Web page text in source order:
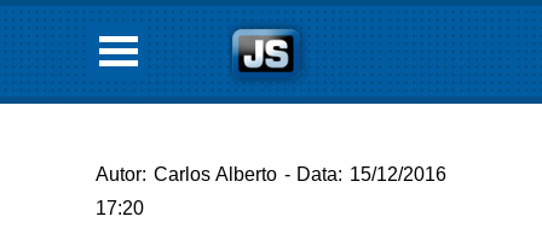
Autor: Carlos Alberto - Data: 15/12/2016
17:20